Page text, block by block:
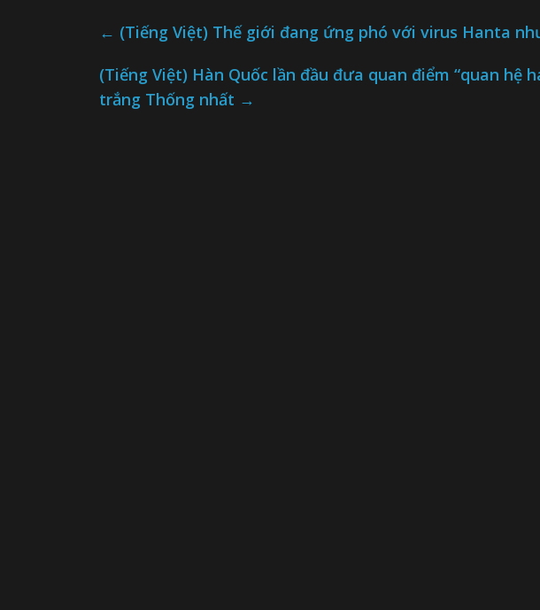
← (Tiếng Việt) Thế giới đang ứng phó với virus Hanta
(Tiếng Việt) Hàn Quốc lần đầu đưa quan điểm “quan hệ
trắng Thống nhất →